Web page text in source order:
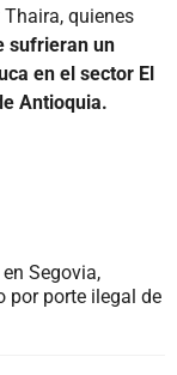
quienes
sufrieran un
en el sector El
Antioquia.
Segovia,
por porte ilegal de